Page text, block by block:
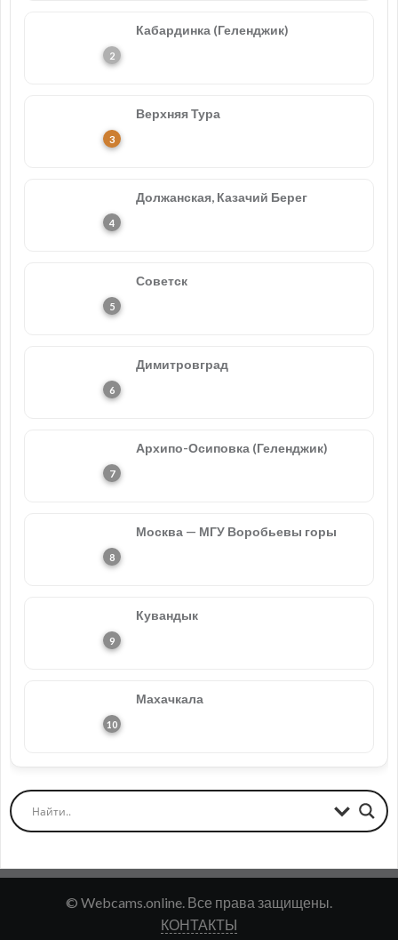
Кабардинка (Геленджик)
Верхняя Тура
Должанская, Казачий Берег
Советск
Димитровград
Архипо-Осиповка (Геленджик)
Москва — МГУ Воробьевы горы
Кувандык
Махачкала
© Webcams.online. Все права защищены.
КОНТАКТЫ